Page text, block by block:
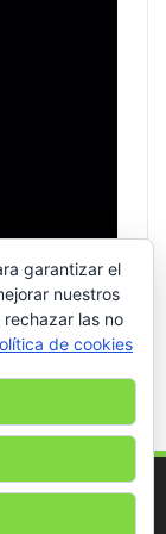
garantizar el
nuestros
las no
de cookies